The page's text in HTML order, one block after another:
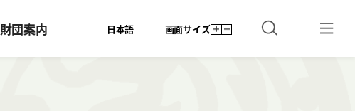
財団案内 日本語 画面サイズ